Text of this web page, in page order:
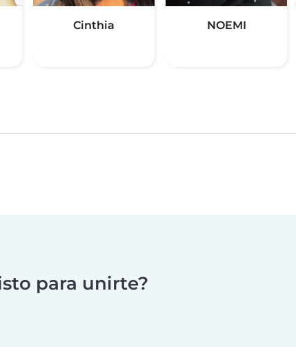
Cinthia NOEMI
para unirte?